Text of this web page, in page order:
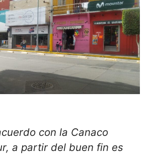
con la Canaco
a partir del buen fin es